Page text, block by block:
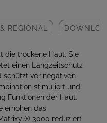
REGIONAL
die trockene Haut. Sie
einen Langzeitschutz
schützt vor negativen
stimuliert und
Funktionen der Haut.
erhöhen das
® 3000 reduziert